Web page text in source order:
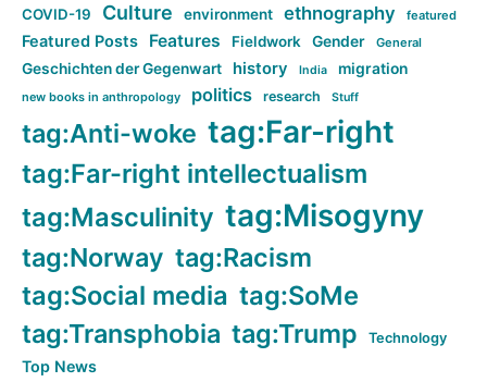
COVID-19 Culture environment ethnography featured
Featured Posts Features Fieldwork Gender General
Geschichten der Gegenwart history India migration
new books in anthropology politics research Stuff
tag:Anti-woke tag:Far-right
tag:Far-right intellectualism
tag:Masculinity tag:Misogyny
tag:Norway tag:Racism
tag:Social media tag:SoMe
tag:Transphobia tag:Trump Technology
Top News